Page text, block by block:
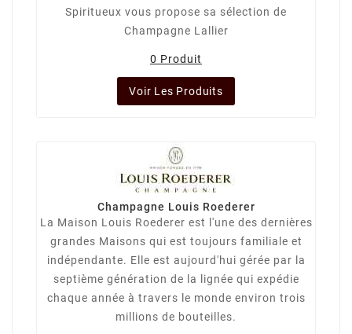
Spiritueux vous propose sa sélection de
Champagne Lallier
0 Produit
Voir Les Produits
Champagne Louis Roederer
La Maison Louis Roederer est l'une des dernières
grandes Maisons qui est toujours familiale et
indépendante. Elle est aujourd'hui gérée par la
septième génération de la lignée qui expédie
chaque année à travers le monde environ trois
millions de bouteilles.